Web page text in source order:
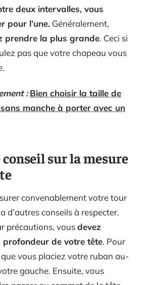
deux intervalles, vous
pour l’une. Généralement,
prendre la plus grande. Ceci si
pas que votre chapeau vous
: Bien choisir la taille de
manche à porter avec un
sur la mesure
convenablement votre tour
d’autres conseils à respecter.
précautions, vousdevez
profondeur de votre tête. Pour
vous placiez votre ruban au-
gauche. Ensuite, vous